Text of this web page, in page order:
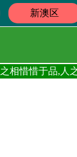
新澳区
之相惜惜于品,人